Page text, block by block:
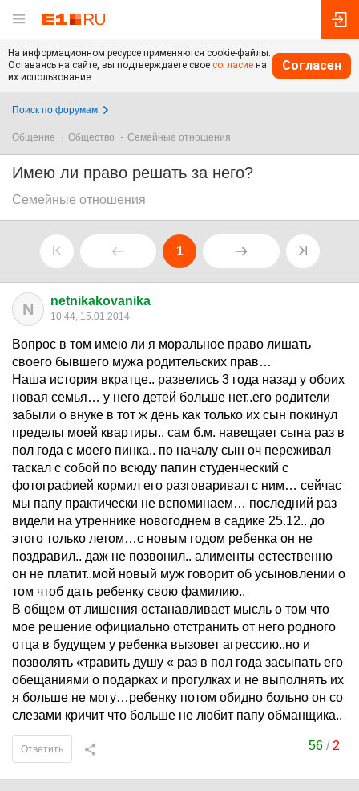
На информационном ресурсе применяются cookie-файлы.
Оставаясь на сайте, вы подтверждаете свое согласие на
их использование.
Согласен
Поиск по форумам
Общение Общество Семейные отношения
Имею ли право решать за него?
Семейные отношения
1
N netnikakovanika
10:44, 15.01.2014
Вопрос в том имею ли я моральное право лишать
своего бывшего мужа родительских прав…
Наша история вкратце.. развелись 3 года назад у обоих
новая семья… у него детей больше нет..его родители
забыли о внуке в тот ж день как только их сын покинул
пределы моей квартиры.. сам б.м. навещает сына раз в
пол года с моего пинка.. по началу сын оч переживал
таскал с собой по всюду папин студенческий с
фотографией кормил его разговаривал с ним… сейчас
мы папу практически не вспоминаем… последний раз
видели на утреннике новогоднем в садике 25.12.. до
этого только летом…с новым годом ребенка он не
поздравил.. даж не позвонил.. алименты естественно
он не платит..мой новый муж говорит об усыновлении о
том чтоб дать ребенку свою фамилию..
В общем от лишения останавливает мысль о том что
мое решение официально отстранить от него родного
отца в будущем у ребенка вызовет агрессию..но и
позволять «травить душу « раз в пол года засыпать его
обещаниями о подарках и прогулках и не выполнять их
я больше не могу…ребенку потом обидно больно он со
слезами кричит что больше не любит папу обманщика..
56 / 2
Ответить